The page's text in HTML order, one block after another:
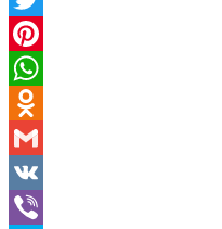
Twitter
Pinterest
WhatsApp
Odnoklassniki
Gmail
VK